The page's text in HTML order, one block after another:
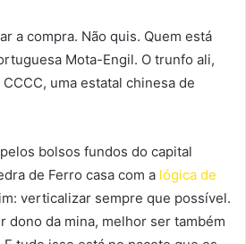
a compra. Não quis. Quem está
Mota-Engil. O trunfo ali,
uma estatal chinesa de
bolsos fundos do capital
de Ferro casa com a lógica de
verticalizar sempre que possível.
dono da mina, melhor ser também